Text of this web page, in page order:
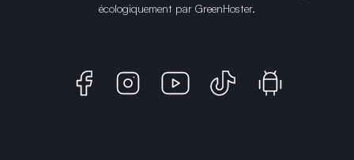
écologiquement par GreenHoster.